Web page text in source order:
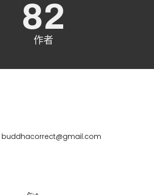
作者
82
buddhacorrect@gmail.com